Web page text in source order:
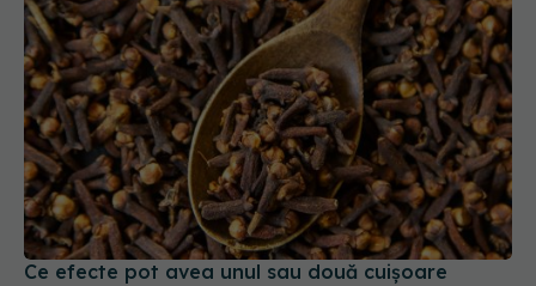
Ce efecte pot avea unul sau două cuișoare
consumate zilnic asupra organismului. Explicațiile
dr. Virgiliu Stroescu
04 iul 2026, 10:50